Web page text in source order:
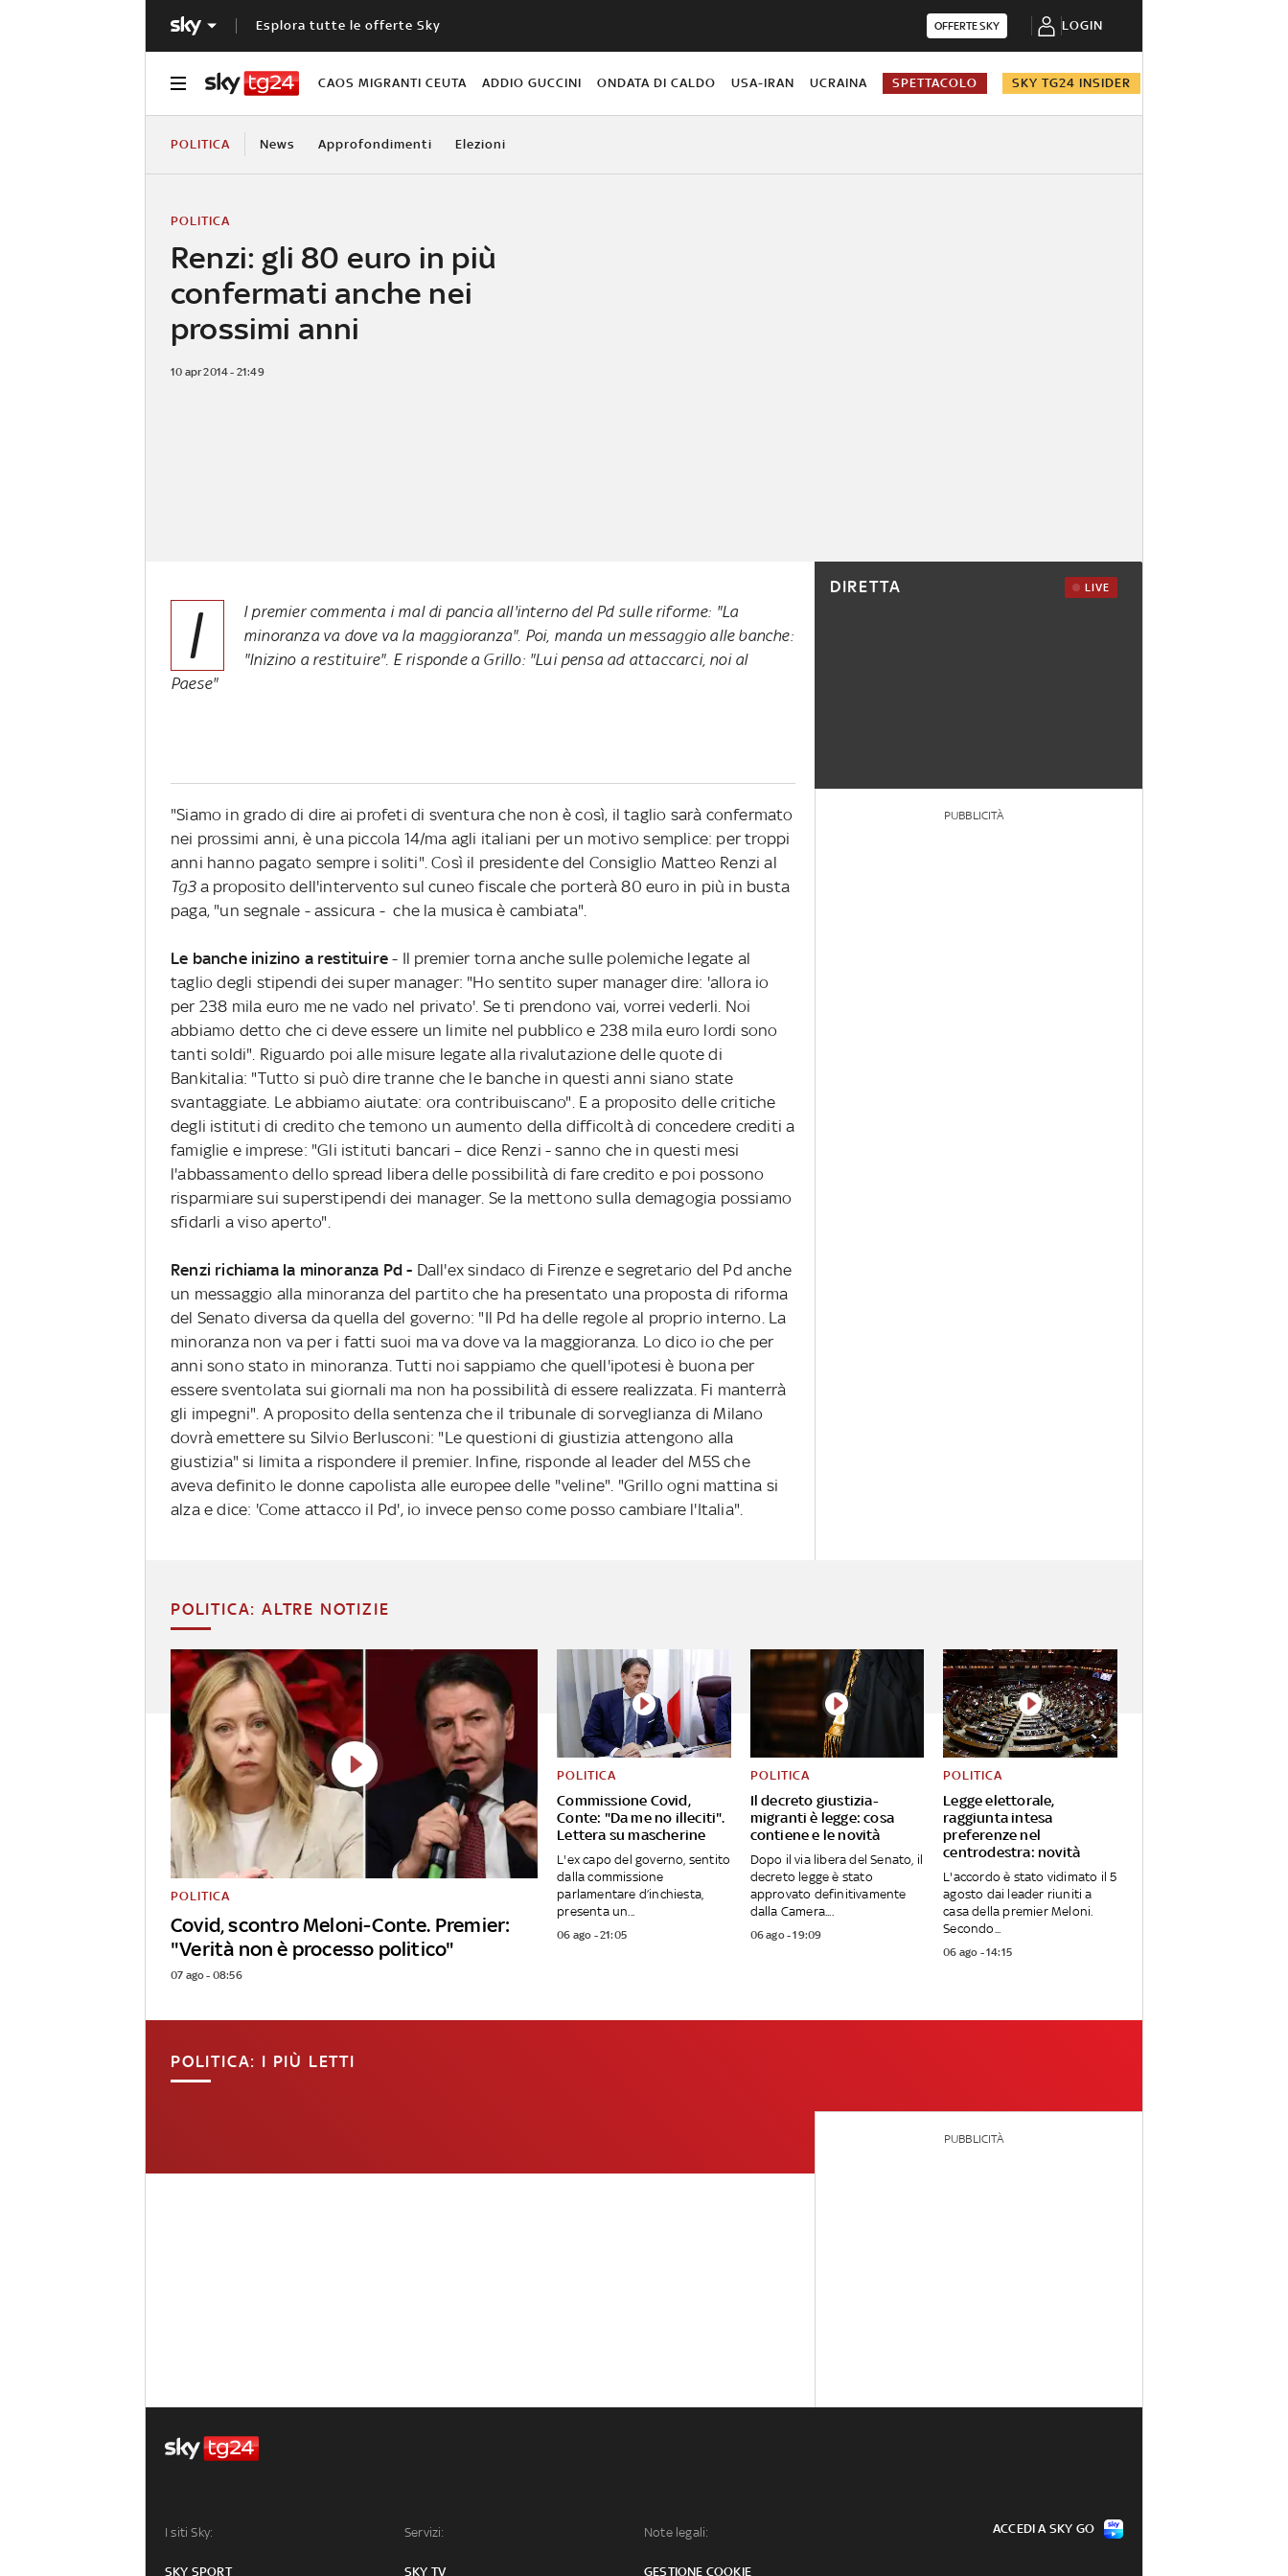
Esplora tutte le offerte Sky OFFERTE SKY LOGIN
CAOS MIGRANTI CEUTA ADDIO GUCCINI ONDATA DI CALDO USA-IRAN UCRAINA SPETTACOLO SKY TG24 INSIDER
POLITICA News Approfondimenti Elezioni
Renzi: gli 80 euro in più
confermati anche nei
prossimi anni
POLITICA
10 apr 2014 - 21:49
I
l premier commenta i mal di pancia all'interno del Pd sulle riforme: "La
minoranza va dove va la maggioranza". Poi, manda un messaggio alle banche:
"Inizino a restituire". E risponde a Grillo: "Lui pensa ad attaccarci, noi al
Paese"
"Siamo in grado di dire ai profeti di sventura che non è così, il taglio sarà confermato
nei prossimi anni, è una piccola 14/ma agli italiani per un motivo semplice: per troppi
anni hanno pagato sempre i soliti". Così il presidente del Consiglio Matteo Renzi al
Tg3a proposito dell'intervento sul cuneo fiscale che porterà 80 euro in più in busta
paga, "un segnale - assicura - che la musica è cambiata".
Le banche inizino a restituire- Il premier torna anche sulle polemiche legate al
taglio degli stipendi dei super manager: "Ho sentito super manager dire: 'allora io
per 238 mila euro me ne vado nel privato'. Se ti prendono vai, vorrei vederli. Noi
abbiamo detto che ci deve essere un limite nel pubblico e 238 mila euro lordi sono
tanti soldi". Riguardo poi alle misure legate alla rivalutazione delle quote di
Bankitalia: "Tutto si può dire tranne che le banche in questi anni siano state
svantaggiate. Le abbiamo aiutate: ora contribuiscano". E a proposito delle critiche
degli istituti di credito che temono un aumento della difficoltà di concedere crediti a
famiglie e imprese: "Gli istituti bancari – dice Renzi - sanno che in questi mesi
l'abbassamento dello spread libera delle possibilità di fare credito e poi possono
risparmiare sui superstipendi dei manager. Se la mettono sulla demagogia possiamo
sfidarli a viso aperto".
Renzi richiama la minoranza Pd - Dall'ex sindaco di Firenze e segretario del Pd anche
un messaggio alla minoranza del partito che ha presentato una proposta di riforma
del Senato diversa da quella del governo: "Il Pd ha delle regole al proprio interno. La
minoranza non va per i fatti suoi ma va dove va la maggioranza. Lo dico io che per
anni sono stato in minoranza. Tutti noi sappiamo che quell'ipotesi è buona per
essere sventolata sui giornali ma non ha possibilità di essere realizzata. Fi manterrà
gli impegni". A proposito della sentenza che il tribunale di sorveglianza di Milano
dovrà emettere su Silvio Berlusconi: "Le questioni di giustizia attengono alla
giustizia" si limita a rispondere il premier. Infine, risponde al leader del M5S che
aveva definito le donne capolista alle europee delle "veline". "Grillo ogni mattina si
alza e dice: 'Come attacco il Pd', io invece penso come posso cambiare l'Italia".
DIRETTA LIVE
PUBBLICITÀ
POLITICA: ALTRE NOTIZIE
Covid, scontro Meloni-Conte. Premier:
"Verità non è processo politico"
POLITICA
07 ago - 08:56
Commissione Covid,
Conte: "Da me no illeciti".
Lettera su mascherine
POLITICA
L'ex capo del governo, sentito
dalla commissione
parlamentare d’inchiesta,
presenta un...
06 ago - 21:05
Il decreto giustizia-
migranti è legge: cosa
contiene e le novità
POLITICA
Dopo il via libera del Senato, il
decreto legge è stato
approvato definitivamente
dalla Camera....
06 ago - 19:09
Legge elettorale,
raggiunta intesa
preferenze nel
centrodestra: novità
POLITICA
L'accordo è stato vidimato il 5
agosto dai leader riuniti a
casa della premier Meloni.
Secondo...
06 ago - 14:15
POLITICA: I PIÙ LETTI
PUBBLICITÀ
I siti Sky:
SKY SPORT
Servizi:
SKY TV
Note legali:
GESTIONE COOKIE
ACCEDI A SKY GO